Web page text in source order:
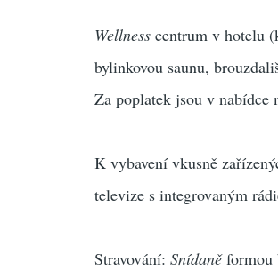
Wellness centrum v hotelu
bylinkovou saunu,
Za poplatek jsou v nabídce
K vybavení vkusně
televize s integrovaným
Stravování:Snídaněformou